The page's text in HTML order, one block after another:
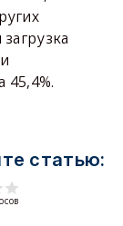
45,4%.
статью: